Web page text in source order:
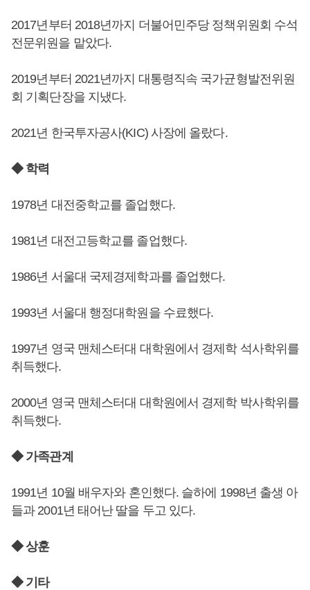
2017년부터 2018년까지 더불어민주당 정책위원회 수석
전문위원을 맡았다.
2019년부터 2021년까지 대통령직속 국가균형발전위원
회 기획단장을 지냈다.
2021년 한국투자공사(KIC) 사장에 올랐다.
◆ 학력
1978년 대전중학교를 졸업했다.
1981년 대전고등학교를 졸업했다.
1986년 서울대 국제경제학과를 졸업했다.
1993년 서울대 행정대학원을 수료했다.
1997년 영국 맨체스터대 대학원에서 경제학 석사학위를
취득했다.
2000년 영국 맨체스터대 대학원에서 경제학 박사학위를
취득했다.
◆ 가족관계
1991년 10월 배우자와 혼인했다. 슬하에 1998년 출생 아
들과 2001년 태어난 딸을 두고 있다.
◆ 상훈
◆ 기타